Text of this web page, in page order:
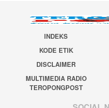
INDEKS
KODE ETIK
DISCLAIMER
MULTIMEDIA RADIO
TEROPONGPOST